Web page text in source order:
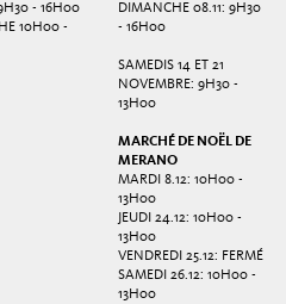
- 16H00
10H00 -
DIMANCHE 08.11: 9H30
- 16H00
SAMEDIS 14 ET 21
NOVEMBRE: 9H30 -
13H00
MARCHÉ DE NOËL DE
MERANO
MARDI 8.12: 10H00 -
13H00
JEUDI 24.12: 10H00 -
13H00
VENDREDI 25.12: FERMÉ
SAMEDI 26.12: 10H00 -
13H00